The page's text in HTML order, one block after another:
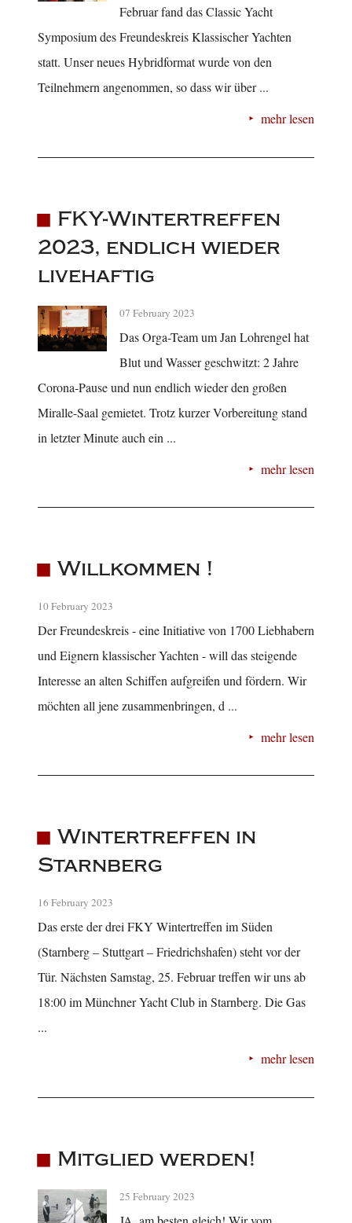
Februar fand das Classic Yacht
Symposium des Freundeskreis Klassischer Yachten
statt. Unser neues Hybridformat wurde von den
Teilnehmern angenommen, so dass wir über ...
mehr lesen
FKY-Wintertreffen
2023, endlich wieder
livehaftig
07 February 2023
Das Orga-Team um Jan Lohrengel hat
Blut und Wasser geschwitzt: 2 Jahre
Corona-Pause und nun endlich wieder den großen
Miralle-Saal gemietet. Trotz kurzer Vorbereitung stand
in letzter Minute auch ein ...
mehr lesen
Willkommen !
10 February 2023
Der Freundeskreis - eine Initiative von 1700 Liebhabern
und Eignern klassischer Yachten - will das steigende
Interesse an alten Schiffen aufgreifen und fördern. Wir
möchten all jene zusammenbringen, d ...
mehr lesen
Wintertreffen in
Starnberg
16 February 2023
Das erste der drei FKY Wintertreffen im Süden
(Starnberg – Stuttgart – Friedrichshafen) steht vor der
Tür. Nächsten Samstag, 25. Februar treffen wir uns ab
18:00 im Münchner Yacht Club in Starnberg. Die Gas
...
mehr lesen
Mitglied werden!
25 February 2023